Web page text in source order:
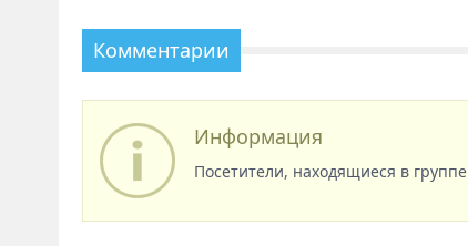
Комментарии
Информация
Посетители, находящиеся в группе